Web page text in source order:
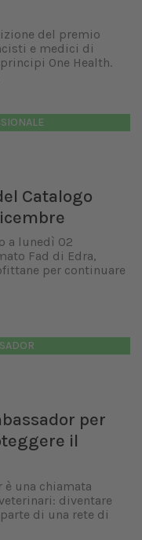
del premio
e medici di
One Health.
Catalogo
a lunedì 02
Fad di Edra,
per continuare
per
il
è una chiamata
diventare
di una rete di